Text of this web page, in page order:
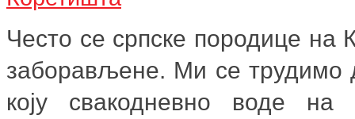
Често се српске породице на
заборављене. Ми се трудимо
коју свакодневно воде на